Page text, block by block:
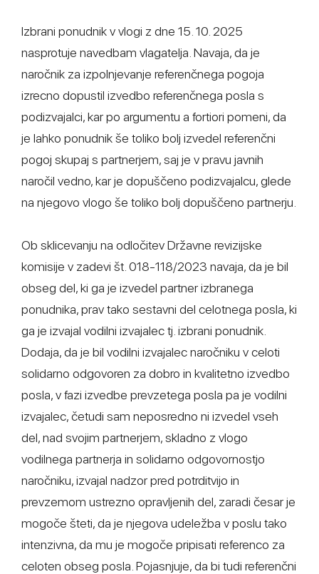
Izbrani ponudnik v vlogi z dne 15. 10. 2025
nasprotuje navedbam vlagatelja. Navaja, da je
naročnik za izpolnjevanje referenčnega pogoja
izrecno dopustil izvedbo referenčnega posla s
podizvajalci, kar po argumentu a fortiori pomeni, da
je lahko ponudnik še toliko bolj izvedel referenčni
pogoj skupaj s partnerjem, saj je v pravu javnih
naročil vedno, kar je dopuščeno podizvajalcu, glede
na njegovo vlogo še toliko bolj dopuščeno partnerju.
Ob sklicevanju na odločitev Državne revizijske
komisije v zadevi št. 018-118/2023 navaja, da je bil
obseg del, ki ga je izvedel partner izbranega
ponudnika, prav tako sestavni del celotnega posla, ki
ga je izvajal vodilni izvajalec tj. izbrani ponudnik.
Dodaja, da je bil vodilni izvajalec naročniku v celoti
solidarno odgovoren za dobro in kvalitetno izvedbo
posla, v fazi izvedbe prevzetega posla pa je vodilni
izvajalec, četudi sam neposredno ni izvedel vseh
del, nad svojim partnerjem, skladno z vlogo
vodilnega partnerja in solidarno odgovornostjo
naročniku, izvajal nadzor pred potrditvijo in
prevzemom ustrezno opravljenih del, zaradi česar je
mogoče šteti, da je njegova udeležba v poslu tako
intenzivna, da mu je mogoče pripisati referenco za
celoten obseg posla. Pojasnjuje, da bi tudi referenčni